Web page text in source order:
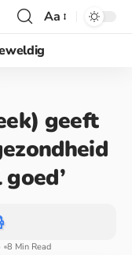
Aa
geeft
8 Min Read